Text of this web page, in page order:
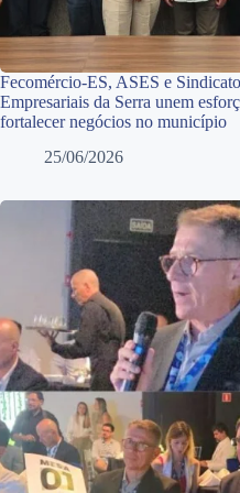
Fecomércio-ES, ASES e
Empresariais da Serra unem
fortalecer negócios no município
25/06/2026